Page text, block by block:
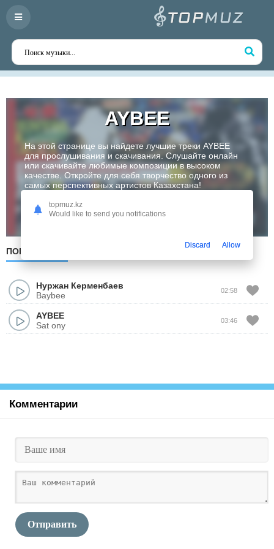
AYBEE
На этой странице вы найдете лучшие треки AYBEE
для прослушивания и скачивания. Слушайте онлайн
или скачивайте любимые композиции в высоком
качестве. Откройте для себя творчество одного из
самых перспективных артистов Казахстана!
Слушать
ПОПУЛЯРНЫЕ
Нуржан Керменбаев
Baybee
02:58
AYBEE
Sat ony
03:46
Комментарии
Отправить
topmuz.kz
Would like to send you notifications
Discard Allow